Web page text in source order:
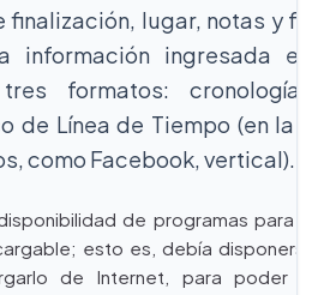
finalización, lugar, notas y
información ingresada
formatos: cronología
de Línea de Tiempo (en la
como Facebook, vertical).
de programas para
esto es, debía
de Internet, para poder